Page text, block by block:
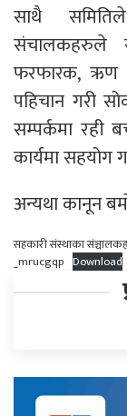
साथै
संचालकहरुले
फरफारक, ऋण
पहिचान गरी
सम्पर्कमा रही
कार्यमा सहयोग
अन्यथा कानून
सहकारी संस्थाका
_mrucgqp Download